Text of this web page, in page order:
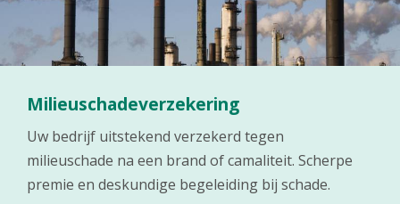
Milieuschadeverzekering
Uw bedrijf uitstekend verzekerd tegen
milieuschade na een brand of camaliteit. Scherpe
premie en deskundige begeleiding bij schade.